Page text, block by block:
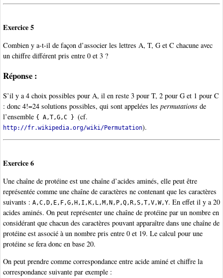
Exercice 5
Combien y a-t-il de façon d’associer les lettres A, T, G et C chacune avec
un chiffre différent pris entre 0 et 3 ?
Réponse :
S’il y a 4 choix possibles pour A, il en reste 3 pour T, 2 pour G et 1 pour C
: donc 4!=24 solutions possibles, qui sont appelées les permutations de
l’ensemble { A,T,G,C } (cf.
http://fr.wikipedia.org/wiki/Permutation).
Exercice 6
Une chaîne de protéine est une chaîne d’acides aminés, elle peut être
représentée comme une chaîne de caractères ne contenant que les caractères
suivants : A,C,D,E,F,G,H,I,K,L,M,N,P,Q,R,S,T,V,W,Y. En effet il y a 20
acides aminés. On peut représenter une chaîne de protéine par un nombre en
considérant que chacun des caractères pouvant apparaître dans une chaîne de
protéine est associé à un nombre pris entre 0 et 19. Le calcul pour une
protéine se fera donc en base 20.
On peut prendre comme correspondance entre acide aminé et chiffre la
correspondance suivante par exemple :